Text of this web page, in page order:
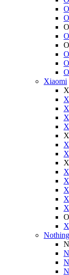
Xiaomi
Nothing